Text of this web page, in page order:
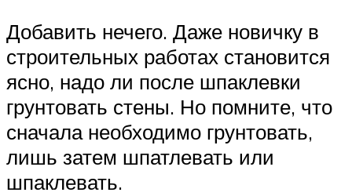
Добавить нечего. Даже новичку в
строительных работах становится
ясно, надо ли после шпаклевки
грунтовать стены. Но помните, что
сначала необходимо грунтовать,
лишь затем шпатлевать или
шпаклевать.